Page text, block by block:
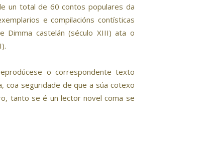
un total de 60 contos populares da
e compilacións contísticas
Dimma castelán (século XIII) ata o
o correspondente texto
coa seguridade de que a súa cotexo
tanto se é un lector novel coma se